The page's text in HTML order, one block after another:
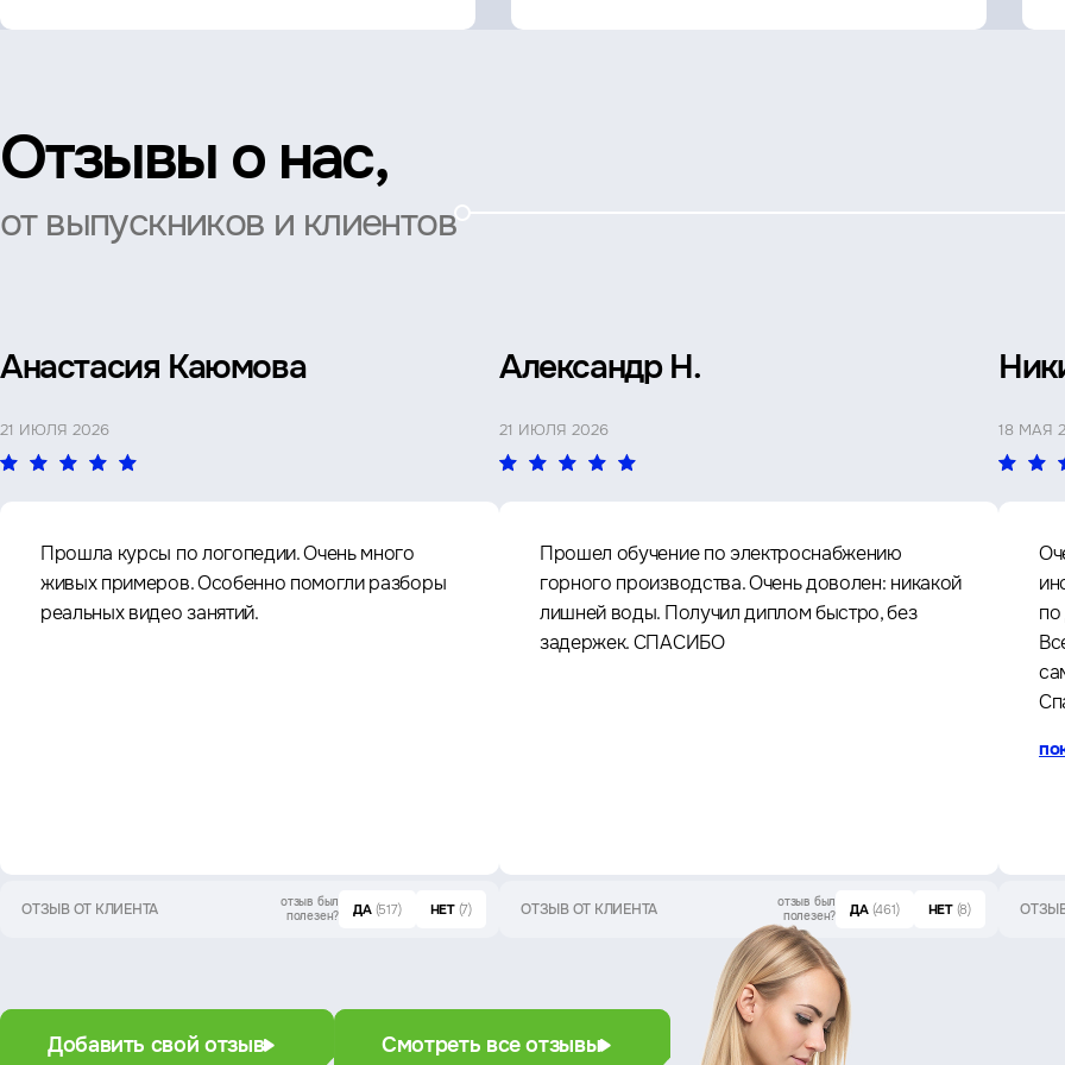
Отзывы о нас,
от выпускников и клиентов
Анастасия Каюмова
21 ИЮЛЯ 2026
Прошла курсы по логопедии. Очень много
живых примеров. Особенно помогли разборы
реальных видео занятий.
ОТЗЫВ ОТ КЛИЕНТА
отзыв был
полезен?
ДА (517) НЕТ (7)
Александр Н.
21 ИЮЛЯ 2026
Прошел обучение по электроснабжению
горного производства. Очень доволен: никакой
лишней воды. Получил диплом быстро, без
задержек. СПАСИБО
ОТЗЫВ ОТ КЛИЕНТА
отзыв был
полезен?
ДА (461) НЕТ (8)
18 МАЯ
Добавить свой отзыв Смотреть все отзывы